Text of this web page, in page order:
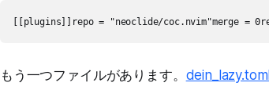
[[plugins]]repo = "neoclide/coc.nvim"merge =
もう一つファイルがあります。